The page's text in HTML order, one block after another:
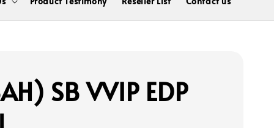
SB VVIP EDP